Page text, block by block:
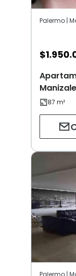
Palermo |
$
Palermo |